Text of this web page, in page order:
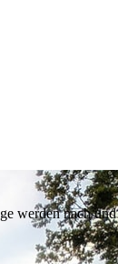
werden nach